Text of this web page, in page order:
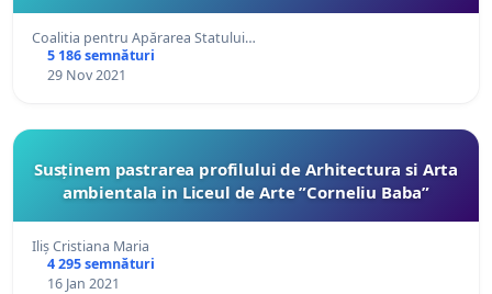
Coalitia pentru Apărarea Statului…
5 186 semnături
29 Nov 2021
Susținem pastrarea profilului de Arhitectura si Arta
ambientala in Liceul de Arte ”Corneliu Baba”
Iliș Cristiana Maria
4 295 semnături
16 Jan 2021